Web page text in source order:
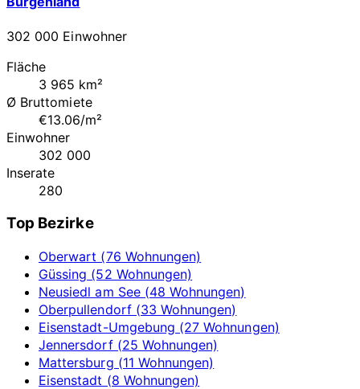
302 000 Einwohner
Fläche
3 965 km²
Ø Bruttomiete
€13.06/m²
Einwohner
302 000
Inserate
280
Top Bezirke
Oberwart (76 Wohnungen)
Güssing (52 Wohnungen)
Neusiedl am See (48 Wohnungen)
Oberpullendorf (33 Wohnungen)
Eisenstadt-Umgebung (27 Wohnungen)
Jennersdorf (25 Wohnungen)
Mattersburg (11 Wohnungen)
Eisenstadt (8 Wohnungen)